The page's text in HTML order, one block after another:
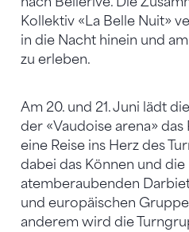
Kollektiv «La Belle Nuit»
in die Nacht hinein und
zu erleben.
Am 20. und 21. Juni lädt
der «Vaudoise arena»
eine Reise ins Herz des
dabei das Können und
atemberaubenden
und europäischen
anderem wird die